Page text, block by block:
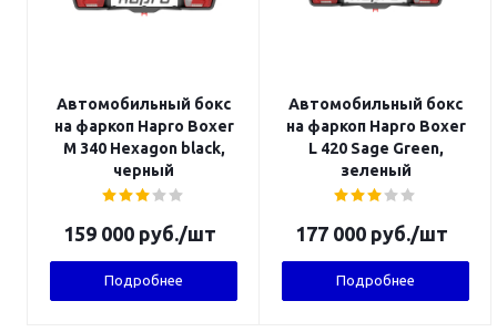
Автомобильный бокс
на фаркоп Hapro Boxer
M 340 Hexagon black,
черный
159 000 руб./шт
Подробнее
Автомобильный бокс
на фаркоп Hapro Boxer
L 420 Sage Green,
зеленый
177 000 руб./шт
Подробнее